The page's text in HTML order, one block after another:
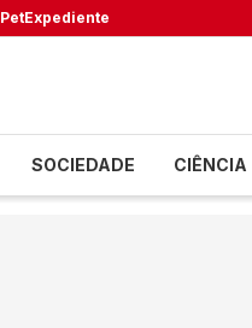
PetExpediente
SOCIEDADE CIÊNCIA